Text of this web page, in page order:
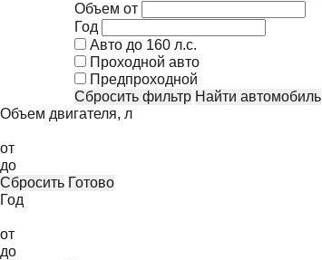
Объем от
Год
Авто до 160 л.с.
Проходной авто
Предпроходной
Сбросить фильтр
Найти автомобиль
Объем двигателя, л
от
до
Сбросить Готово
Год
от
до